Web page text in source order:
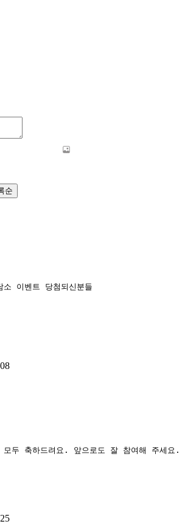
순
소 이벤트 당첨되신분들
두 축하드려요. 앞으로도 잘 참여해 주세요.